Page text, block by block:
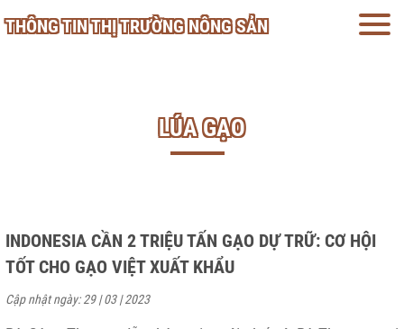
THÔNG TIN THỊ TRƯỜNG NÔNG SẢN
LÚA GẠO
INDONESIA CẦN 2 TRIỆU TẤN GẠO DỰ TRỮ: CƠ HỘI
TỐT CHO GẠO VIỆT XUẤT KHẨU
Cập nhật ngày: 29 | 03 | 2023